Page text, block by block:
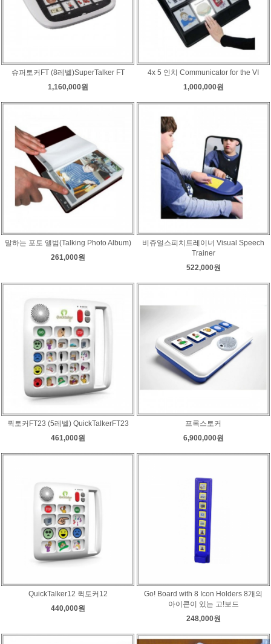
슈퍼토커FT (8레벨)SuperTalker FT
1,160,000원
4x 5 인치 Communicator for the VI
1,000,000원
말하는 포토 앨범(Talking Photo Album)
261,000원
비쥬얼스피치트레이너 Visual Speech
Trainer
522,000원
퀵토커FT23 (5레벨) QuickTalkerFT23
461,000원
프록스토커
6,900,000원
QuickTalker12 퀵토커12
440,000원
Go! Board with 8 Icon Holders 8개의
아이콘이 있는 고!보드
248,000원